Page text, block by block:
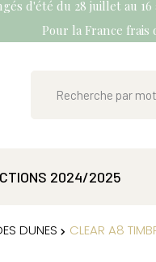
d'été du 28 juillet au
Pour la France
2024/2025
DUNES CLEAR A8